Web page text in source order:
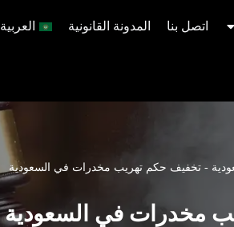
اتصل بنا المدونة القانونية العربية
- تخفيف حكم تهريب مخدرات في السعودية
مخدرات في السعودية